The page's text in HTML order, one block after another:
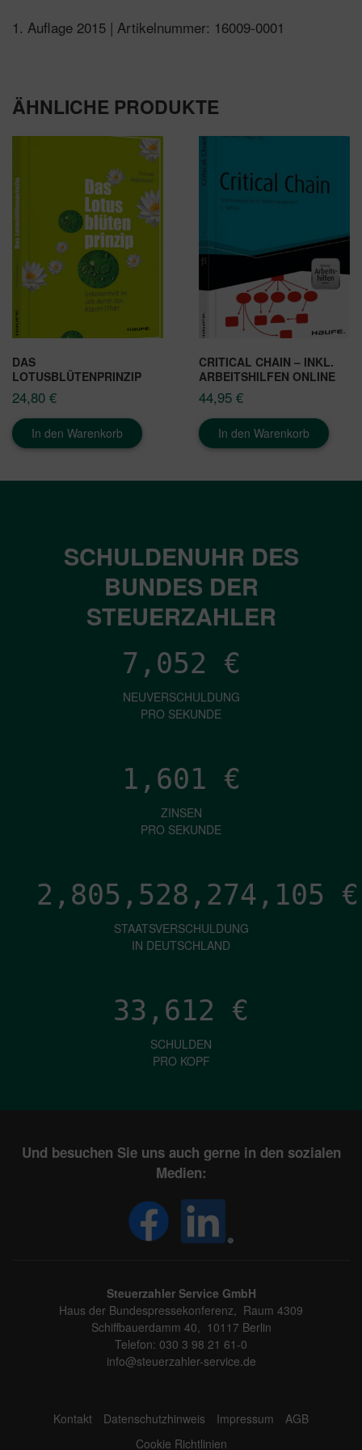
1. Auflage 2015 | Artikelnummer: 16009-0001
ÄHNLICHE PRODUKTE
DAS
LOTUSBLÜTENPRINZIP
24,80 €
In den Warenkorb
CRITICAL CHAIN – INKL.
ARBEITSHILFEN ONLINE
44,95 €
In den Warenkorb
SCHULDENUHR DES
BUNDES DER
STEUERZAHLER
7,052 €
NEUVERSCHULDUNG
PRO SEKUNDE
1,601 €
ZINSEN
PRO SEKUNDE
2,805,528,277,017 €
STAATSVERSCHULDUNG
IN DEUTSCHLAND
33,612 €
SCHULDEN
PRO KOPF
Und besuchen Sie uns auch gerne in den sozialen
Medien:
Steuerzahler Service GmbH
Haus der Bundespressekonferenz, Raum 4309
Schiffbauerdamm 40, 10117 Berlin
Telefon: 030 3 98 21 61-0
info@steuerzahler-service.de
Kontakt Datenschutzhinweis Impressum
AGB
Cookie Richtlinien